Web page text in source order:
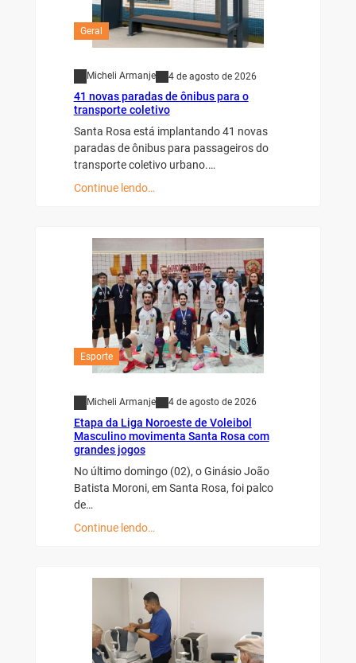
Geral
Micheli Armanje 4 de agosto de 2026
41 novas paradas de ônibus para o
transporte coletivo
Santa Rosa está implantando 41 novas
paradas de ônibus para passageiros do
transporte coletivo urbano.…
Continue lendo…
Esporte
Micheli Armanje 4 de agosto de 2026
Etapa da Liga Noroeste de Voleibol
Masculino movimenta Santa Rosa com
grandes jogos
No último domingo (02), o Ginásio João
Batista Moroni, em Santa Rosa, foi palco
de…
Continue lendo…